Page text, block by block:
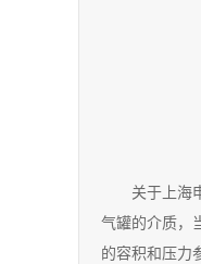
关于上海
气罐的介质，
的容积和压力